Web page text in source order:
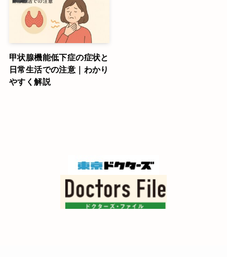
甲状腺機能低下症の症状と
日常生活での注意｜わかり
やすく解説